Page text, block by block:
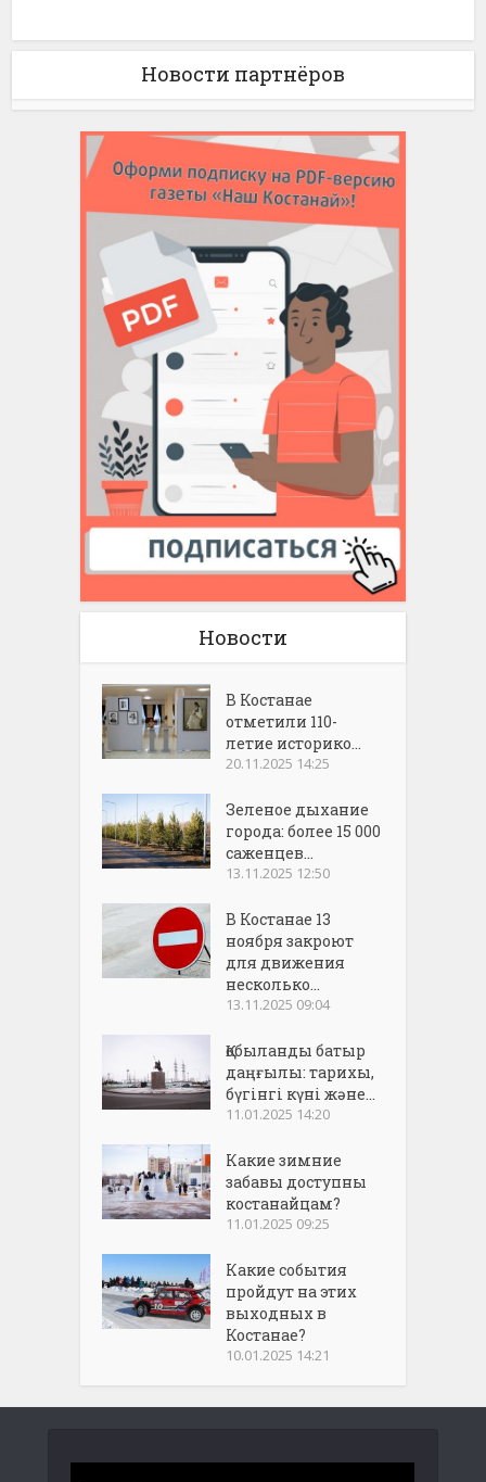
Новости партнёров
Новости
В Костанае
отметили 110-
летие историко...
20.11.2025 14:25
Зеленое дыхание
города: более 15 000
саженцев...
13.11.2025 12:50
В Костанае 13
ноября закроют
для движения
несколько...
13.11.2025 09:04
Қобыланды батыр
даңғылы: тарихы,
бүгінгі күні және...
11.01.2025 14:20
Какие зимние
забавы доступны
костанайцам?
11.01.2025 09:25
Какие события
пройдут на этих
выходных в
Костанае?
10.01.2025 14:21